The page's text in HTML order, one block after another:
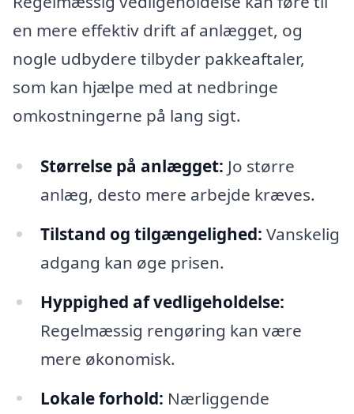
en mere effektiv drift af anlægget, og
nogle udbydere tilbyder pakkeaftaler,
som kan hjælpe med at nedbringe
omkostningerne på lang sigt.
Størrelse på anlægget: Jo større
anlæg, desto mere arbejde kræves.
Tilstand og tilgængelighed: Vanskelig
adgang kan øge prisen.
Hyppighed af vedligeholdelse:
Regelmæssig rengøring kan være
mere økonomisk.
Lokale forhold: Nærliggende